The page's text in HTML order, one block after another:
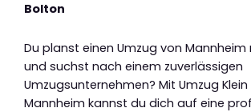
Bolton
Du planst einen Umzug von
und suchst nach einem zuverlässigen
Umzugsunternehmen? Mit Umzug Klein
Mannheim kannst du dich auf eine